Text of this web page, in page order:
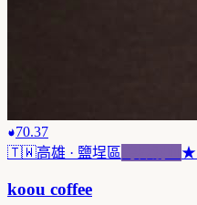
70.37
🇹🇼高雄 · 鹽埕區 ★
koou coffee